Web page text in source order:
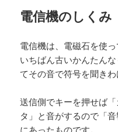
電信機のしくみ
電信機は、電磁石を使
いちばん古いかんたん
てその音で符号を聞きわ
送信側でキーを押せば
タ」と音がするので「
にあったものです。